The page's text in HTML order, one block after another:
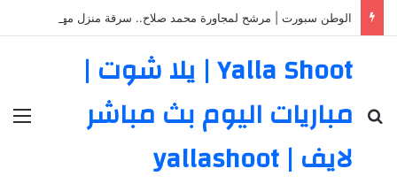
Yalla Shoot | يلا شوت |
مباريات اليوم بث مباشر
لايف | yallashoot
بحث عن